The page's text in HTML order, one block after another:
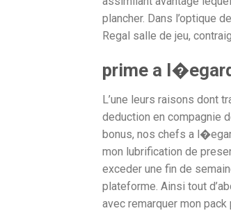
plancher. Dans l’optique
Regal salle de jeu,
prime a
L’une leurs raisons dont
deduction en compagnie
bonus, nos chefs a
mon lubrification de
exceder une fin de
plateforme. Ainsi tout
avec remarquer mon